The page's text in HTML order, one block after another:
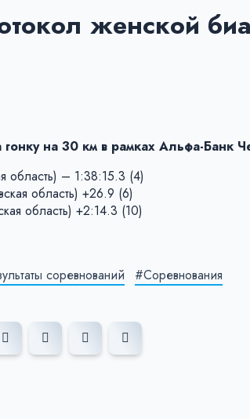
женской
на 30 км в рамках Альфа-Банк
область) – 1:38:15.3 (4)
область) +26.9 (6)
область) +2:14.3 (10)
соревнований
#Соревнования